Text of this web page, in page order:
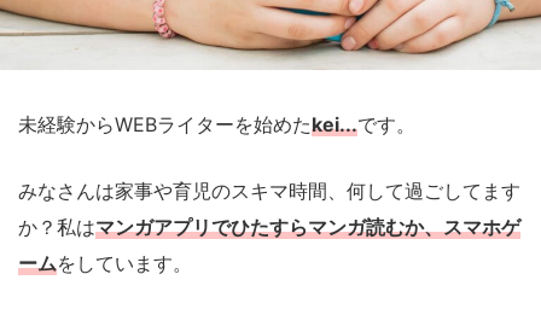
未経験からWEBライターを始めたkei...です。
みなさんは家事や育児のスキマ時間、何して過ごしてます
か？私はマンガアプリでひたすらマンガ読むか、スマホゲ
ームをしています。